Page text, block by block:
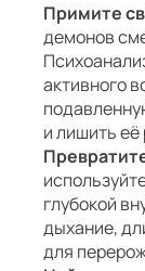
Примите
демонов
активного
и лишить
глубокой
дыхание,
для